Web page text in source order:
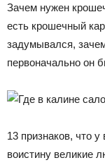
Зачем нужен
есть крошечный
задумывался,
первоначально он
13 признаков, что
воистину великие